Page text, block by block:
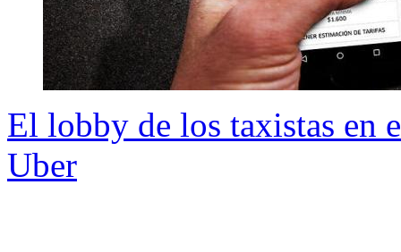
El lobby de los taxistas en
Uber